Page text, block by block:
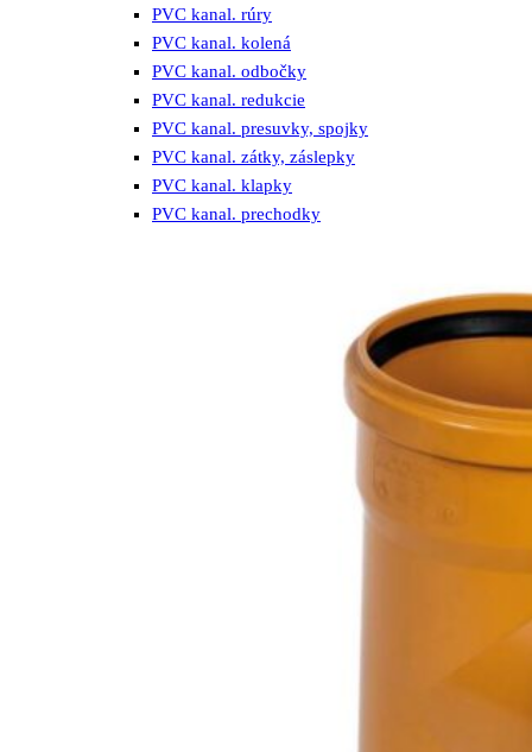
PVC kanal. rúry
PVC kanal. kolená
PVC kanal. odbočky
PVC kanal. redukcie
PVC kanal. presuvky, spojky
PVC kanal. zátky, záslepky
PVC kanal. klapky
PVC kanal. prechodky